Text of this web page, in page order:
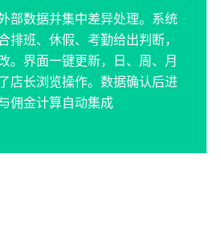
部数据并集中差异处理。系统
排班、休假、考勤给出判断，
。界面一键更新，日、周、月
店长浏览操作。数据确认后进
佣金计算自动集成